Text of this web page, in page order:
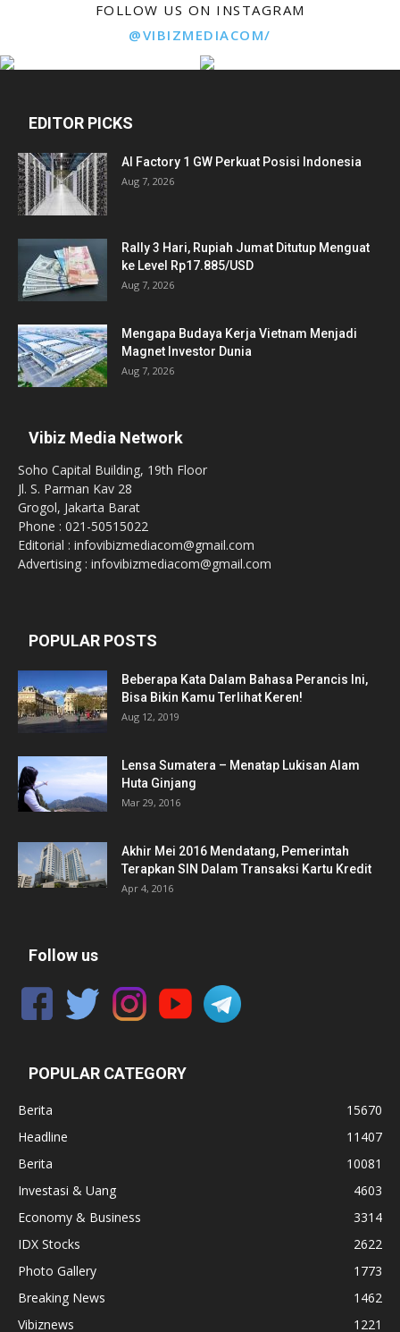
FOLLOW US ON INSTAGRAM
@VIBIZMEDIACOM/
EDITOR PICKS
AI Factory 1 GW Perkuat Posisi Indonesia
Aug 7, 2026
Rally 3 Hari, Rupiah Jumat Ditutup Menguat
ke Level Rp17.885/USD
Aug 7, 2026
Mengapa Budaya Kerja Vietnam Menjadi
Magnet Investor Dunia
Aug 7, 2026
Vibiz Media Network
Soho Capital Building, 19th Floor
Jl. S. Parman Kav 28
Grogol, Jakarta Barat
Phone : 021-50515022
Editorial : infovibizmediacom@gmail.com
Advertising : infovibizmediacom@gmail.com
POPULAR POSTS
Beberapa Kata Dalam Bahasa Perancis Ini,
Bisa Bikin Kamu Terlihat Keren!
Aug 12, 2019
Lensa Sumatera – Menatap Lukisan Alam
Huta Ginjang
Mar 29, 2016
Akhir Mei 2016 Mendatang, Pemerintah
Terapkan SIN Dalam Transaksi Kartu Kredit
Apr 4, 2016
Follow us
POPULAR CATEGORY
Berita
15670
Headline
11407
Berita
10081
Investasi & Uang
4603
Economy & Business
3314
IDX Stocks
2622
Photo Gallery
1773
Breaking News
1462
Vibiznews
1221